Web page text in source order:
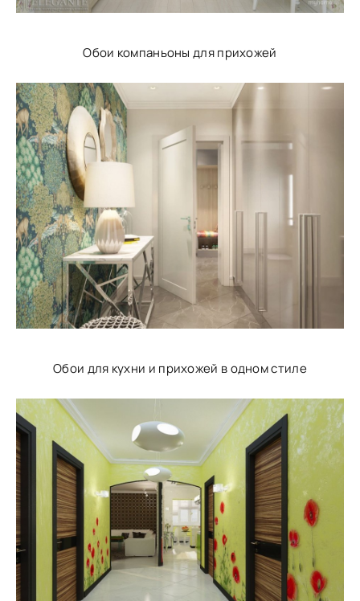
Обои компаньоны для прихожей
Обои для кухни и прихожей в одном стиле